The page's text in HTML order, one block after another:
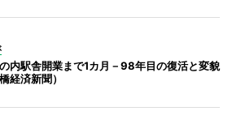
内駅舎開業まで1カ月－98年目の復活と変貌
経済新聞）